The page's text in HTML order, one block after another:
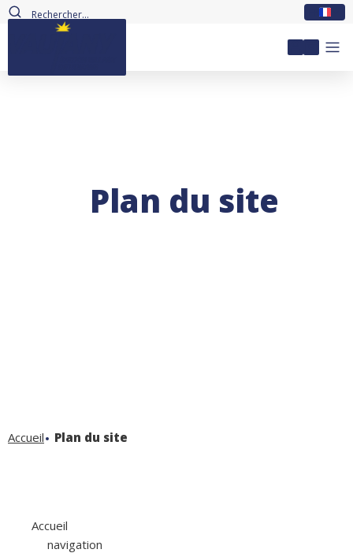
Mon
Plan du site
Accueil Plan du site
Accueil
navigation